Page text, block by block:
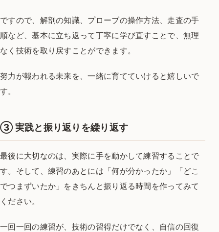
ですので、解剖の知識、プローブの操作方法、走査の手
順など、基本に立ち返って丁寧に学び直すことで、 無理
なく技術を取り戻すことができます。
努力が報われる未来を、一緒に育てていけると嬉しいで
す。
③ 実践と振り返りを繰り返す
最後に大切なのは、実際に手を動かして練習することで
す。 そして、練習のあとには「何が分かったか」「どこ
でつまずいたか」を きちんと振り返る時間を作ってみて
ください。
一回一回の練習が、技術の習得だけでなく、 自信の回復